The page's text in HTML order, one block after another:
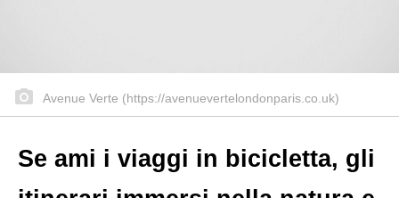
Avenue Verte (https://avenuevertelondonparis.co.uk)
Se ami i viaggi in bicicletta, gli